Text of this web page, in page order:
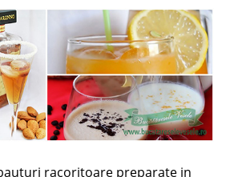
racoritoare preparate in